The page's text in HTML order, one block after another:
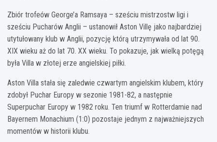
Zbiór trofeów George’a Ramsaya – sześciu mistrzostw ligi i
sześciu Pucharów Anglii – ustanowił Aston Villę jako najbardziej
utytułowany klub w Anglii, pozycję którą utrzymywała od lat 90.
XIX wieku aż do lat 70. XX wieku. To pokazuje, jak wielką potęgą
była Villa w złotej erze angielskiej piłki.
Aston Villa stała się zaledwie czwartym angielskim klubem, który
zdobył Puchar Europy w sezonie 1981-82, a następnie
Superpuchar Europy w 1982 roku. Ten triumf w Rotterdamie nad
Bayernem Monachium (1:0) pozostaje jednym z najważniejszych
momentów w historii klubu.